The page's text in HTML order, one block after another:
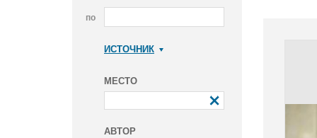
по
ИСТОЧНИК
МЕСТО
АВТОР